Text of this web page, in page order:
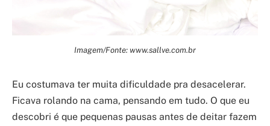
Imagem/Fonte: www.sallve.com.br
Eu costumava ter muita dificuldade pra desacelerar.
Ficava rolando na cama, pensando em tudo. O que eu
descobri é que pequenas pausas antes de deitar fazem